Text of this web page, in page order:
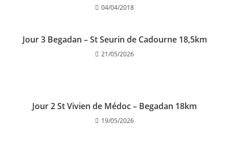
04/04/2018
Jour 3 Begadan – St Seurin de Cadourne 18,5km
21/05/2026
Jour 2 St Vivien de Médoc – Begadan 18km
19/05/2026